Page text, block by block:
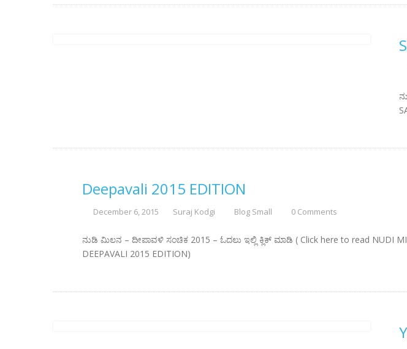
Deepavali 2015 EDITION
December 6, 2015 Suraj Kodgi Blog Small 0 Comments
ನುಡಿ ಮಿಲನ – ದೀಪಾವಳಿ ಸಂಚಿಕ 2015 – ಓದಲು ಇಲ್ಲಿ ಕ್ಲಿಕ್ ಮಾಡಿ ( Click here to read NUDI
DEEPAVALI 2015 EDITION)